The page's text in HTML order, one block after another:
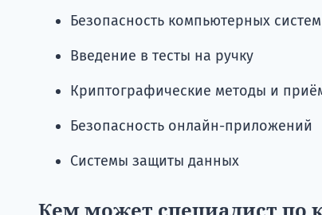
Безопасность компьютерных систем
Введение в тесты на ручку
Криптографические методы и
Безопасность онлайн-приложений
Системы защиты данных
Кем может специалист по